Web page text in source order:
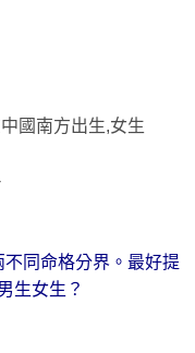
國南方出生,女生
同命格分界。最好提
生女生？